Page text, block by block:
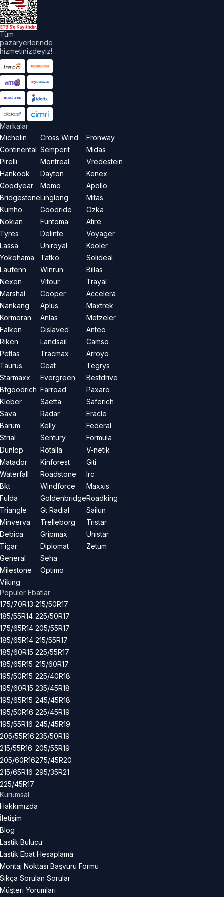
Tüm
pazaryerlerinde
hizmetinizdeyiz!
Markalar
Michelin
Continental
Pirelli
Hankook
Goodyear
Bridgestone
Kumho
Nokian
Tyres
Lassa
Yokohama
Laufenn
Nexen
Marshal
Nankang
Kormoran
Falken
Riken
Petlas
Taurus
Starmaxx
Bfgoodrich
Kleber
Sava
Barum
Strial
Dunlop
Matador
Waterfall
Bkt
Fulda
Triangle
Minverva
Debica
Tigar
General
Milestone
Viking
Cross Wind
Semperit
Montreal
Dayton
Momo
Linglong
Goodride
Funtoma
Delinte
Uniroyal
Tatko
Winrun
Vitour
Cooper
Aplus
Anlas
Gislaved
Landsail
Tracmax
Ceat
Evergreen
Farroad
Saetta
Radar
Kelly
Sentury
Rotalla
Kinforest
Roadstone
Windforce
Goldenbridge
Gt Radial
Trelleborg
Gripmax
Diplomat
Seha
Optimo
Fronway
Midas
Vredestein
Kenex
Apollo
Mitas
Özka
Atire
Voyager
Kooler
Solideal
Billas
Trayal
Accelera
Maxtrek
Metzeler
Anteo
Camso
Arroyo
Tegrys
Bestdrive
Paxaro
Saferich
Eracle
Federal
Formula
V-netik
Giti
Irc
Maxxis
Roadking
Sailun
Tristar
Unistar
Zetum
Popüler Ebatlar
175/70R13
185/55R14
175/65R14
185/65R14
185/60R15
185/65R15
195/50R15
195/60R15
195/65R15
195/50R16
195/55R16
205/55R16
215/55R16
205/60R16
215/65R16
225/45R17
215/50R17
225/50R17
205/55R17
215/55R17
225/55R17
215/60R17
225/40R18
235/45R18
245/45R18
225/45R19
245/45R19
235/50R19
205/55R19
275/45R20
295/35R21
Kurumsal
Hakkımızda
İletişim
Blog
Lastik Bulucu
Lastik Ebat Hesaplama
Montaj Noktası Başvuru Formu
Sıkça Sorulan Sorular
Müşteri Yorumları